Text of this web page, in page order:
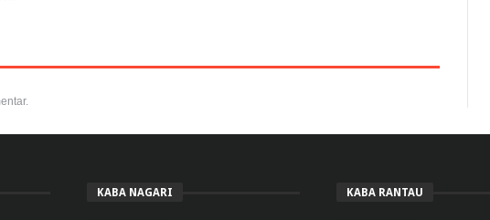
KABA NAGARI KABA RANTAU